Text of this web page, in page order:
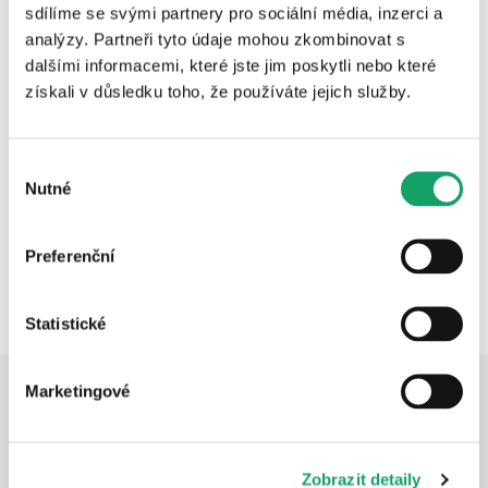
sdílíme se svými partnery pro sociální média, inzerci a
analýzy. Partneři tyto údaje mohou zkombinovat s
dalšími informacemi, které jste jim poskytli nebo které
získali v důsledku toho, že používáte jejich služby.
souhlasu
Nutné
Preferenční
Statistické
Marketingové
Zobrazit detaily
Sdílení energie představuje moderní způsob, jak
hospodařit s přebytky elektřiny. Nemusíte je
komunitní energetikou začít, je celá řada. Více na
www.jaksdiletenergii.cz